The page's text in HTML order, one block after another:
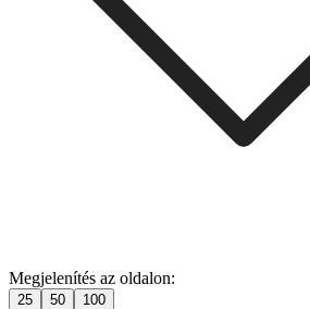
Megjelenítés az oldalon:
25 50 100